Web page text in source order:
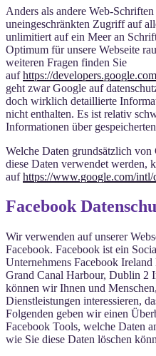
Anders als andere Web-
uneingeschränkten Zugriff auf
unlimitiert auf ein Meer an
Optimum für unsere Webseite
weiteren Fragen finden Sie
aufhttps://
geht zwar Google auf
doch wirklich detaillierte
nicht enthalten. Es ist relativ
Informationen über
Welche Daten grundsätzlich
diese Daten verwendet werden,
aufhttps://www.google.com/
Facebook
Wir verwenden auf unserer
Facebook. Facebook ist ein
Unternehmens Facebook
Grand Canal Harbour, Dublin 2
können wir Ihnen und
Dienstleistungen interessieren,
Folgenden geben wir einen
Facebook Tools, welche Daten
wie Sie diese Daten löschen